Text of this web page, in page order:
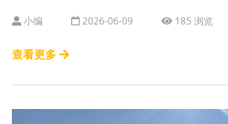
小编 2026-06-09 185 浏览
查看更多